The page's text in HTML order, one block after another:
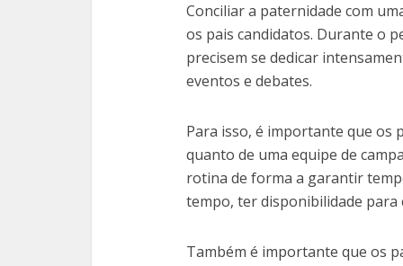
Conciliar a paternidade com
os pais candidatos. Durante o
precisem se dedicar
eventos e debates.
Para isso, é importante que os
quanto de uma equipe de
rotina de forma a garantir
tempo, ter disponibilidade para
Também é importante que os